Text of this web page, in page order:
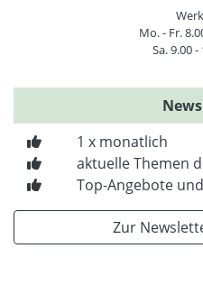
Mo. - Fr.
Sa. 9.00
1 x monatlich
aktuelle Themen
Top-Angebote
Zur